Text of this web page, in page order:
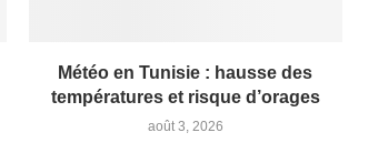
Météo en Tunisie : hausse des
températures et risque d’orages
août 3, 2026